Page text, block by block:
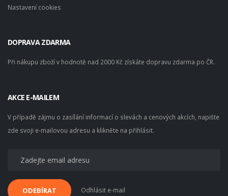
Nastavení cookies
DOPRAVA ZDARMA
Při nákupu zboží v hodnotě nad 2000 Kč získáte dopravu zdarma po ČR.
AKCE E-MAILEM
V případě zájmu o zasílání informací o slevách a cenových akcích, napište
zde svoji e-mailovou adresu a klikněte na přihlásit.
ODEBÍRAT Odhlásit e-mail